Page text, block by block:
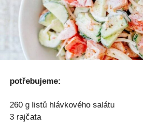
potřebujeme:
260 g listů hlávkového salátu
3 rajčata